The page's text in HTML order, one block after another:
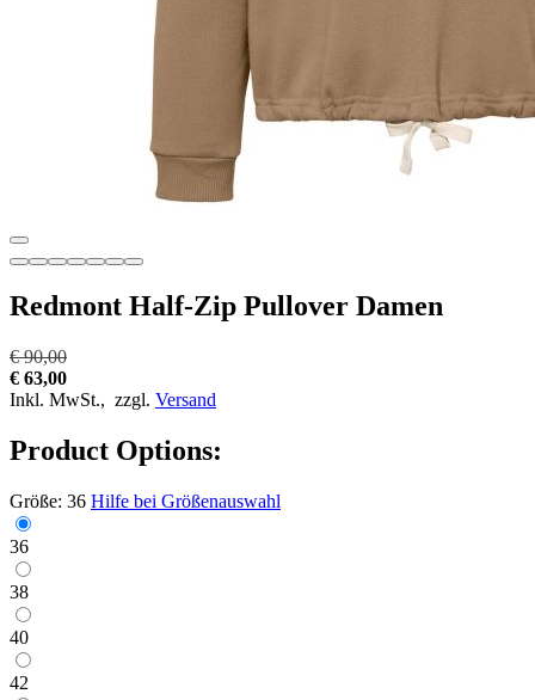
Redmont Half-Zip Pullover Damen
€ 90,00
€ 63,00
Inkl. MwSt., zzgl. Versand
Product Options:
Größe: 36 Hilfe bei Größenauswahl
36
38
40
42